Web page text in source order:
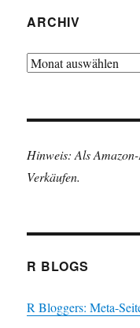
ARCHIV
Archiv
Hinweis: Als
Verkäufen.
R BLOGS
R Bloggers: Meta-